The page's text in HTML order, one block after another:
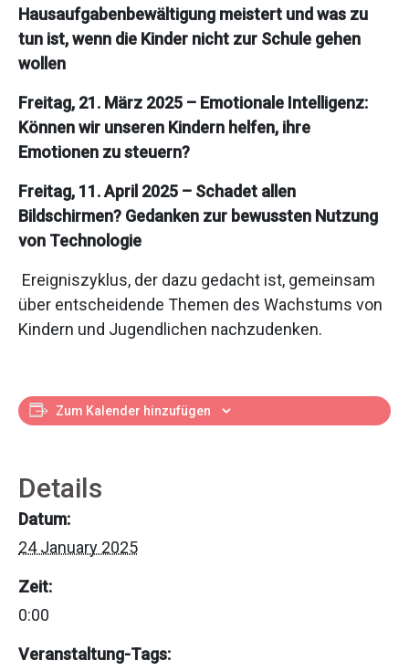
Hausaufgabenbewältigung meistert und was zu
tun ist, wenn die Kinder nicht zur Schule gehen
wollen
Freitag, 21. März 2025 – Emotionale Intelligenz:
Können wir unseren Kindern helfen, ihre
Emotionen zu steuern?
Freitag, 11. April 2025 – Schadet allen
Bildschirmen? Gedanken zur bewussten Nutzung
von Technologie
Ereigniszyklus, der dazu gedacht ist, gemeinsam
über entscheidende Themen des Wachstums von
Kindern und Jugendlichen nachzudenken.
Zum Kalender hinzufügen
Details
Datum:
24 January 2025
Zeit:
0:00
Veranstaltung-Tags: